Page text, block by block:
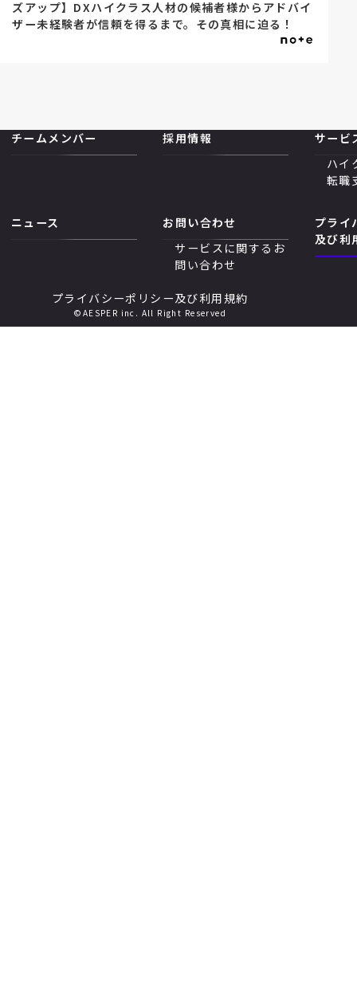
ズアップ】DXハイクラス人材の候補者様からアドバイ
ザー未経験者が信頼を得るまで。その真相に迫る！
チームメンバー 採用情報
サービ
ハイ
転職
ニュース
お問い合わせ
サービスに関するお
問い合わせ
プライ
及び利
プライバシーポリシー及び利用規約
©AESPER inc. All Right Reserved